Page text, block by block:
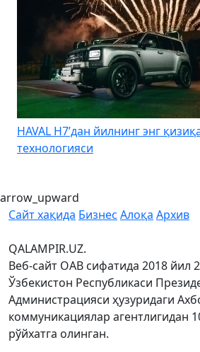
HAVAL H7’дан йилнинг энг
технологияси
arrow_upward
Сайт хақида Бизнес Алоқа Архив
QALAMPIR.UZ.
Веб-сайт ОАВ сифатида 2018 йил
Ўзбекистон Республикаси
Администрацияси ҳузуридаги
коммуникациялар агентлигидан
рўйхатга олинган.